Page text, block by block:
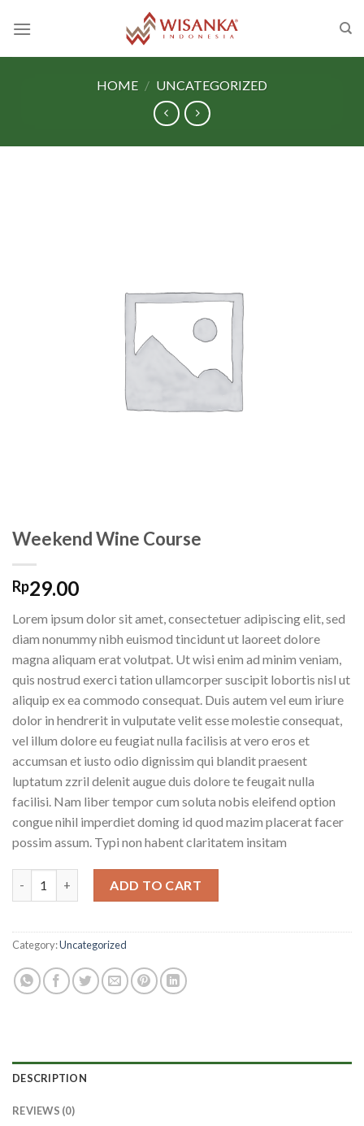
HOME / UNCATEGORIZED
Weekend Wine Course
Rp29.00
Lorem ipsum dolor sit amet, consectetuer adipiscing elit, sed
diam nonummy nibh euismod tincidunt ut laoreet dolore
magna aliquam erat volutpat. Ut wisi enim ad minim veniam,
quis nostrud exerci tation ullamcorper suscipit lobortis nisl ut
aliquip ex ea commodo consequat. Duis autem vel eum iriure
dolor in hendrerit in vulputate velit esse molestie consequat,
vel illum dolore eu feugiat nulla facilisis at vero eros et
accumsan et iusto odio dignissim qui blandit praesent
luptatum zzril delenit augue duis dolore te feugait nulla
facilisi. Nam liber tempor cum soluta nobis eleifend option
congue nihil imperdiet doming id quod mazim placerat facer
possim assum. Typi non habent claritatem insitam
ADD TO CART
Category:Uncategorized
DESCRIPTION
REVIEWS (0)